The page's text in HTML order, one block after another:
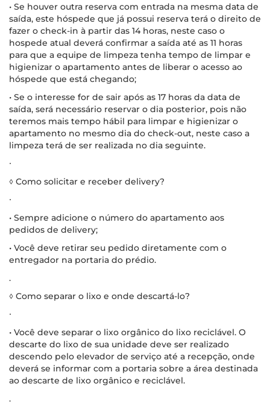
• Se houver outra reserva com entrada na mesma data de
saída, este hóspede que já possui reserva terá o direito de
fazer o check-in à partir das 14 horas, neste caso o
hospede atual deverá confirmar a saída até as 11 horas
para que a equipe de limpeza tenha tempo de limpar e
higienizar o apartamento antes de liberar o acesso ao
hóspede que está chegando;
• Se o interesse for de sair após as 17 horas da data de
saída, será necessário reservar o dia posterior, pois não
teremos mais tempo hábil para limpar e higienizar o
apartamento no mesmo dia do check-out, neste caso a
limpeza terá de ser realizada no dia seguinte.
∙
◊ Como solicitar e receber delivery?
∙
• Sempre adicione o número do apartamento aos
pedidos de delivery;
• Você deve retirar seu pedido diretamente com o
entregador na portaria do prédio.
.
◊ Como separar o lixo e onde descartá-lo?
∙
• Você deve separar o lixo orgânico do lixo reciclável. O
descarte do lixo de sua unidade deve ser realizado
descendo pelo elevador de serviço até a recepção, onde
deverá se informar com a portaria sobre a área destinada
ao descarte de lixo orgânico e reciclável.
.